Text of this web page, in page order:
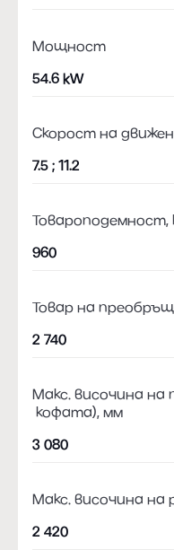
Мощност
54.6 kW
Скорост на
7.5 ; 11.2
Товароподемност,
960
Товар на
2 740
Макс. височина на
кофата), мм
3 080
Макс. височина на
2 420